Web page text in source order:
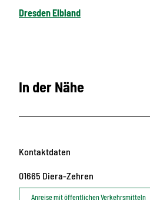
Dresden Elbland
In der Nähe
Kontaktdaten
01665 Diera-Zehren
Anreise mit öffentlichen Verkehrsmitteln